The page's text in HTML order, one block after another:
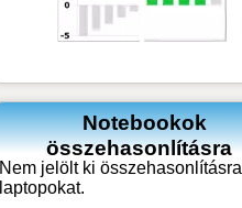
Notebookok
összehasonlításra
Nem jelölt ki összehasonlításra
laptopokat.